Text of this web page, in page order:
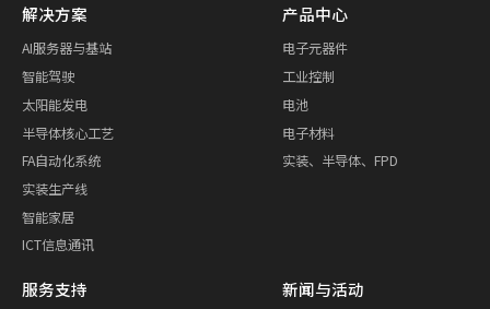
解决方案
AI服务器与基站
智能驾驶
太阳能发电
半导体核心工艺
FA自动化系统
实装生产线
智能家居
ICT信息通讯
产品中心
电子元器件
工业控制
电池
电子材料
实装、半导体、FPD
服务支持 新闻与活动